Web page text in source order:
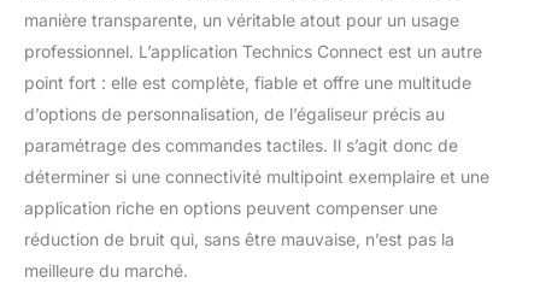
manière transparente, un véritable atout pour un usage
professionnel. L’application Technics Connect est un autre
point fort : elle est complète, fiable et offre une multitude
d’options de personnalisation, de l’égaliseur précis au
paramétrage des commandes tactiles. Il s’agit donc de
déterminer si une connectivité multipoint exemplaire et une
application riche en options peuvent compenser une
réduction de bruit qui, sans être mauvaise, n’est pas la
meilleure du marché.